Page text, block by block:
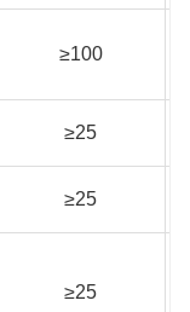
≥100
≥25
≥25
≥25